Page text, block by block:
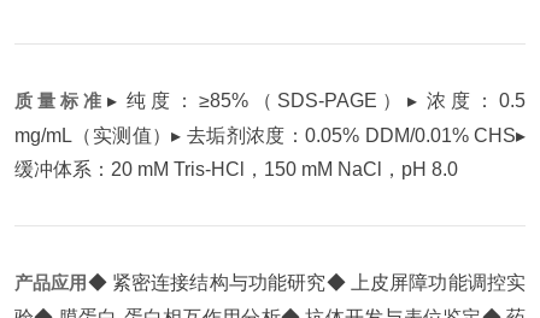
质量标准 ▸ 纯度：≥85%（SDS-PAGE） ▸ 浓度：0.5
mg/mL（实测值）▸ 去垢剂浓度：0.05% DDM/0.01% CHS▸
缓冲体系：20 mM Tris-HCl，150 mM NaCl，pH 8.0
产品应用◆ 紧密连接结构与功能研究◆ 上皮屏障功能调控实